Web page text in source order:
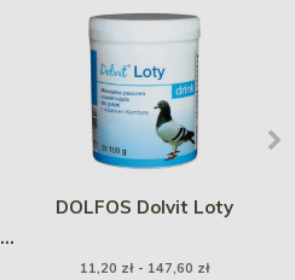
DOLFOS Dolvit Loty
11,20 zł - 147,60 zł